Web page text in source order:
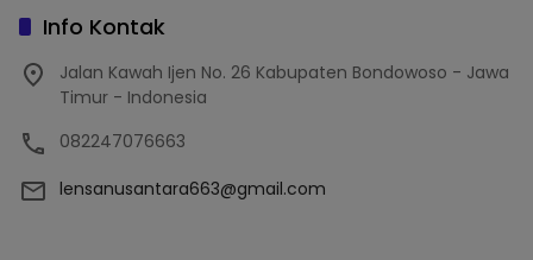
Info Kontak
Jalan Kawah Ijen No. 26 Kabupaten Bondowoso - Jawa
Timur - Indonesia
082247076663
lensanusantara663@gmail.com